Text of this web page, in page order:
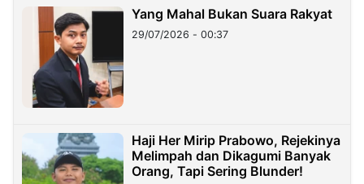
Yang Mahal Bukan Suara Rakyat
29/07/2026 - 00:37
Haji Her Mirip Prabowo, Rejekinya
Melimpah dan Dikagumi Banyak
Orang, Tapi Sering Blunder!